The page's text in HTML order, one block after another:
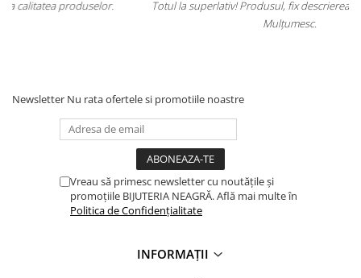
Totul la superlativ! Produsul, fix descrierea, ambalaj, livrare.
Newsletter Nu rata ofertele si promotiile noastre
Vreau să primesc newsletter cu noutățile și
promoțiile BIJUTERIA NEAGRĂ. Află mai multe în
Politica de Confidențialitate
INFORMAȚII